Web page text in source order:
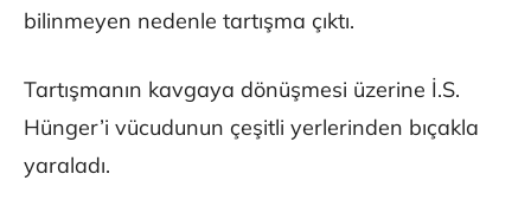
bilinmeyen nedenle tartışma çıktı.
Tartışmanın kavgaya dönüşmesi üzerine İ.S.
Hünger’i vücudunun çeşitli yerlerinden bıçakla
yaraladı.